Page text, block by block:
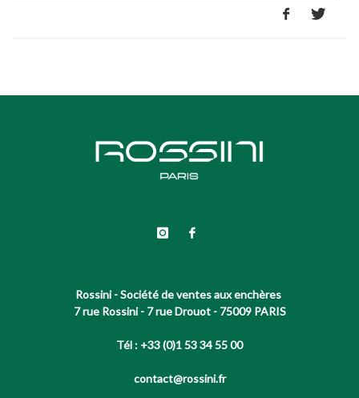
Rossini - Société de ventes aux enchères
7 rue Rossini - 7 rue Drouot - 75009 PARIS
Tél : +33 (0)1 53 34 55 00
contact@rossini.fr